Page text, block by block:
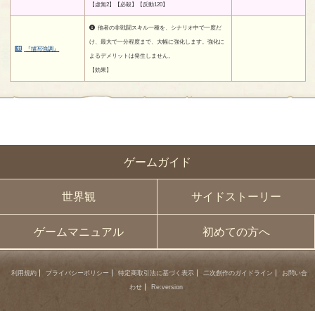
ゲームガイド
世界観 サイドストーリー
ゲームマニュアル 初めての方へ
【虚無2】【必殺】【反動120】
『描写強調』
他者の非戦闘スキル一種を、シナリオ中で一度だ
け、最大で一分程度まで、大幅に強化します。強化に
よるデメリットは発生しません。
【効果】
利用規約 プライバシーポリシー 特定商取引法に基づく表示 二次創作のガイドライン
お問い合
わせ
Re:version